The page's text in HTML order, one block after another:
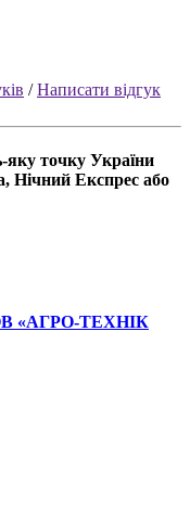
/Написати відгук
яку точку України
Нічний Експрес або
«АГРО-ТЕХНІК